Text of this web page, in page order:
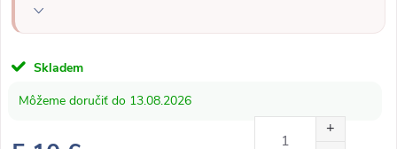
Skladem
13.08.2026